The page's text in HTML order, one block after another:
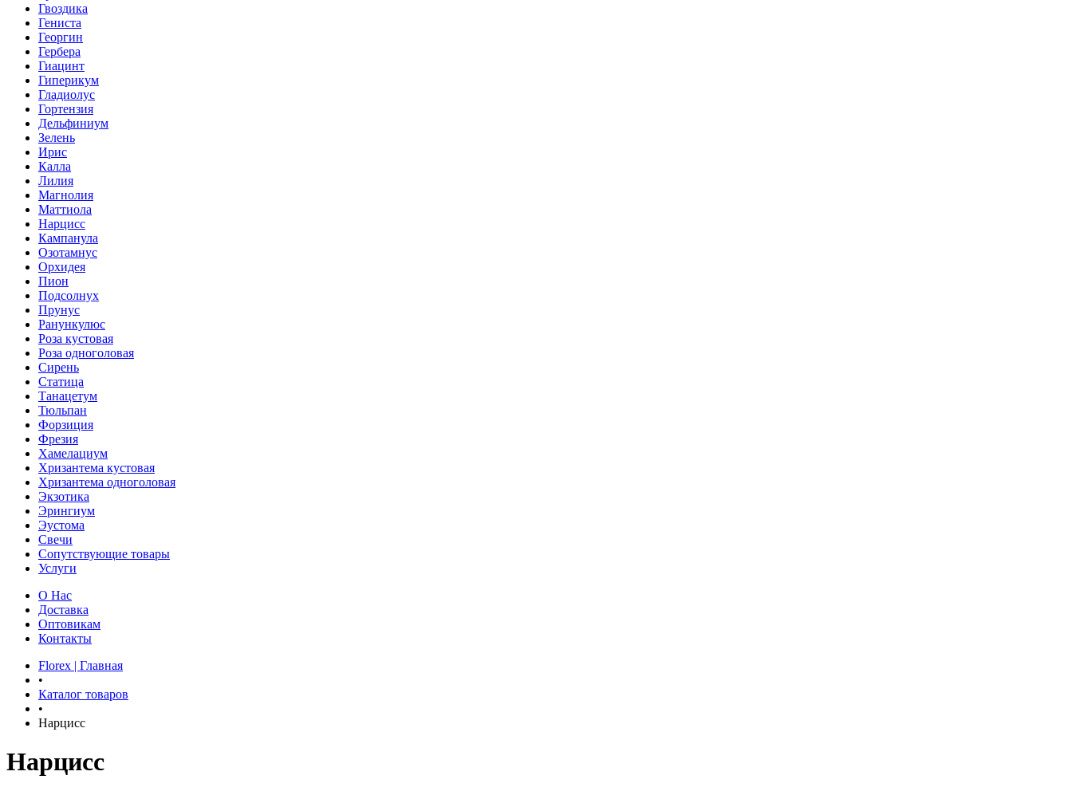
Гвоздика
Гениста
Георгин
Гербера
Гиацинт
Гиперикум
Гладиолус
Гортензия
Дельфиниум
Зелень
Ирис
Калла
Лилия
Магнолия
Маттиола
Нарцисс
Кампанула
Озотамнус
Орхидея
Пион
Подсолнух
Прунус
Ранункулюс
Роза кустовая
Роза одноголовая
Сирень
Статица
Танацетум
Тюльпан
Форзиция
Фрезия
Хамелациум
Хризантема кустовая
Хризантема одноголовая
Экзотика
Эрингиум
Эустома
Свечи
Сопутствующие товары
Услуги
О Нас
Доставка
Оптовикам
Контакты
Florex | Главная
•
Каталог товаров
•
Нарцисс
Нарцисс